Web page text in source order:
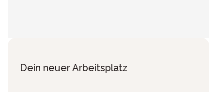
Dein neuer Arbeitsplatz